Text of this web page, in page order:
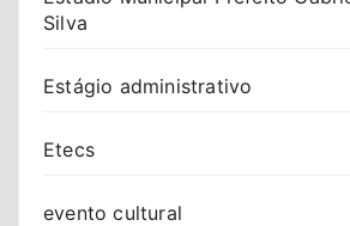
Silva
Estágio administrativo
Etecs
evento cultural